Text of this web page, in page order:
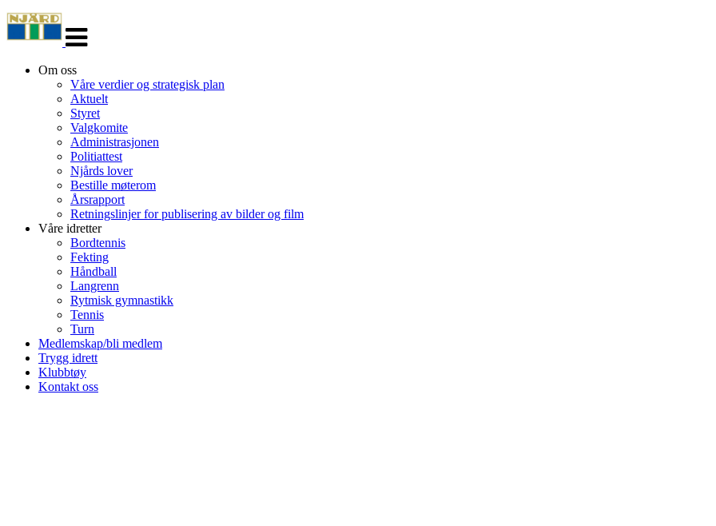
navigasjon
Om oss
Våre verdier og strategisk plan
Aktuelt
Styret
Valgkomite
Administrasjonen
Politiattest
Njårds lover
Bestille møterom
Årsrapport
Retningslinjer for publisering av bilder og film
Våre idretter
Bordtennis
Fekting
Håndball
Langrenn
Rytmisk gymnastikk
Tennis
Turn
Medlemskap/bli medlem
Trygg idrett
Klubbtøy
Kontakt oss